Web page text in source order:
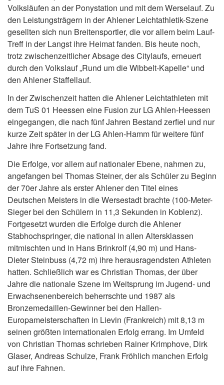
Volksläufen an der Ponystation und mit dem Werselauf. Zu
den Leistungsträgern in der Ahlener Leichtathletik-Szene
gesellten sich nun Breitensportler, die vor allem beim Lauf-
Treff in der Langst ihre Heimat fanden. Bis heute noch,
trotz zwischenzeitlicher Absage des Citylaufs, erneuert
durch den Volkslauf „Rund um die Wibbelt-Kapelle“ und
den Ahlener Staffellauf.
In der Zwischenzeit hatten die Ahlener Leichtathleten mit
dem TuS 01 Heessen eine Fusion zur LG Ahlen-Heessen
eingegangen, die nach fünf Jahren Bestand zerfiel und nur
kurze Zeit später in der LG Ahlen-Hamm für weitere fünf
Jahre ihre Fortsetzung fand.
Die Erfolge, vor allem auf nationaler Ebene, nahmen zu,
angefangen bei Thomas Steiner, der als Schüler zu Beginn
der 70er Jahre als erster Ahlener den Titel eines
Deutschen Meisters in die Wersestadt brachte (100-Meter-
Sieger bei den Schülern in 11,3 Sekunden in Koblenz).
Fortgesetzt wurden die Erfolge durch die Ahlener
Stabhochspringer, die national in allen Altersklassen
mitmischten und in Hans Brinkrolf (4,90 m) und Hans-
Dieter Steinbuss (4,72 m) ihre herausragendsten Athleten
hatten. Schließlich war es Christian Thomas, der über
Jahre die nationale Szene im Weitsprung im Jugend- und
Erwachsenenbereich beherrschte und 1987 als
Bronzemedaillen-Gewinner bei den Hallen-
Europameisterschaften in Lievin (Frankreich) mit 8,13 m
seinen größten internationalen Erfolg errang. Im Umfeld
von Christian Thomas schrieben Rainer Krimphove, Dirk
Glaser, Andreas Schulze, Frank Fröhlich manchen Erfolg
auf ihre Fahnen.